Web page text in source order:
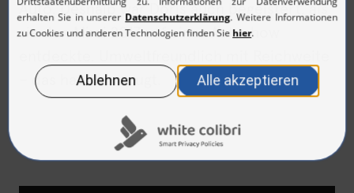
Auto. Deshalb war Doris auch begeistert, als
sie den Mirai 2017 auf einer Autoshow
– das hat überzeugt.